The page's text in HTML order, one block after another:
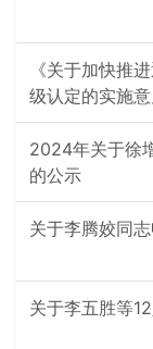
《关于加快推
级认定的实施
2024年关于徐
的公示
关于李腾姣同
关于李五胜等